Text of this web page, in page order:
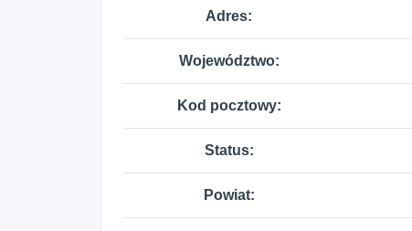
Adres:
Województwo:
Kod pocztowy:
Status:
Powiat: